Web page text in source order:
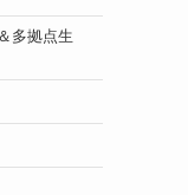
多拠点生